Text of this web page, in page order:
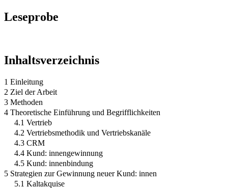
Leseprobe
Inhaltsverzeichnis
1 Einleitung
2 Ziel der Arbeit
3 Methoden
4 Theoretische Einführung und Begrifflichkeiten
4.1 Vertrieb
4.2 Vertriebsmethodik und Vertriebskanäle
4.3 CRM
4.4 Kund: innengewinnung
4.5 Kund: innenbindung
5 Strategien zur Gewinnung neuer Kund: innen
5.1 Kaltakquise